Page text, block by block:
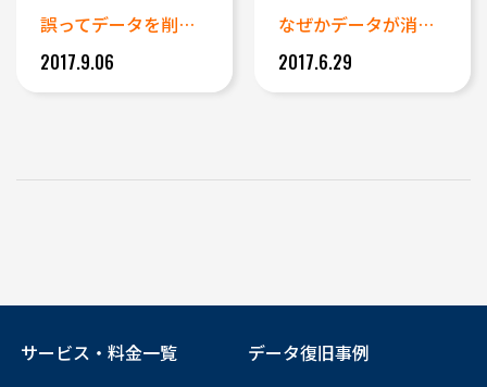
誤ってデータを削除したICレコ...
2017.9.06
なぜかデータが消えてしまってい...
2017.6.29
サービス・料金一覧
データ復旧事例